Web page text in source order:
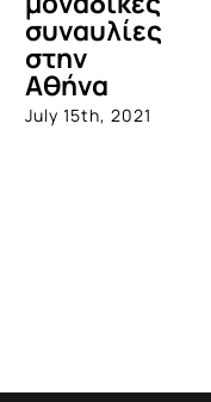
συναυλίες
στην
Αθήνα
July 15th, 2021